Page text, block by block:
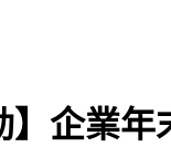
】企業